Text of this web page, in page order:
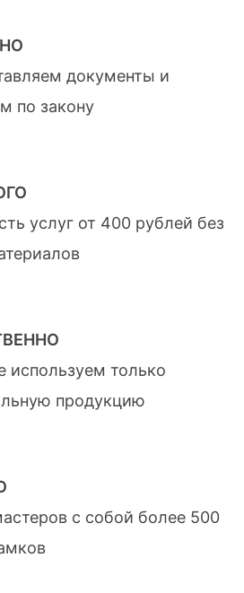
документы и
по закону
услуг от 400 рублей без
используем только
продукцию
с собой более 500